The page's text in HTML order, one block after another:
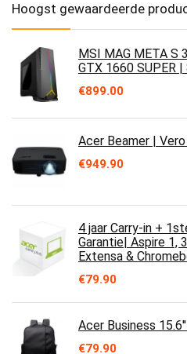
Hoogst gewaardeerde
MSI MAG META S
GTX 1660 SUPER
€899.00
Acer Beamer |
€949.90
4 jaar Carry-in +
Garantie| Aspire 1,
Extensa &
€79.90
Acer Business
€79.90